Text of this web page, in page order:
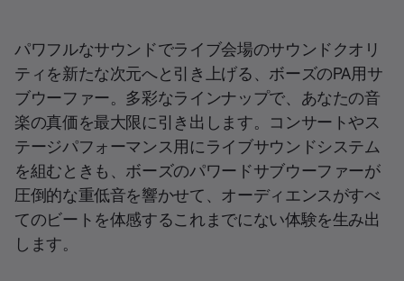
パワフルなサウンドでライブ会場のサウンドクオリ
ティを新たな次元へと引き上げる、ボーズのPA用サ
ブウーファー。多彩なラインナップで、あなたの音
楽の真価を最大限に引き出します。コンサートやス
テージパフォーマンス用にライブサウンドシステム
を組むときも、ボーズのパワードサブウーファーが
圧倒的な重低音を響かせて、オーディエンスがすべ
てのビートを体感するこれまでにない体験を生み出
します。